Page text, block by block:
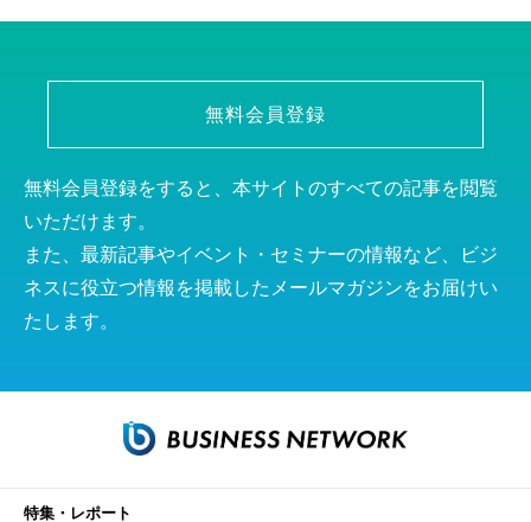
無料会員登録
無料会員登録をすると、本サイトのすべての記事を閲覧
いただけます。
また、最新記事やイベント・セミナーの情報など、ビジ
ネスに役立つ情報を掲載したメールマガジンをお届けい
たします。
特集・レポート